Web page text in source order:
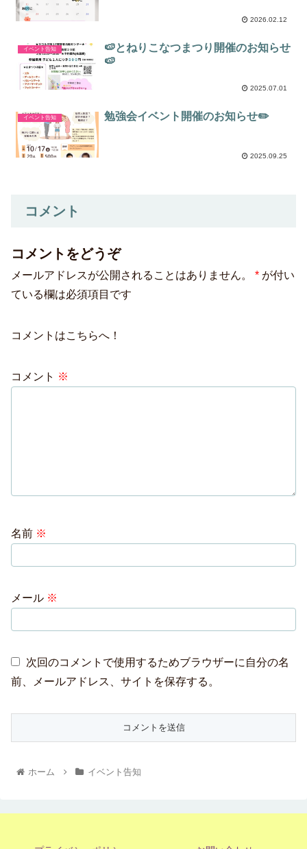
2026.02.12
イベント告知
🍉とねりこなつまつり開催のお知らせ
🍉
2025.07.01
イベント告知 勉強会イベント開催のお知らせ✏️
2025.09.25
コメント
コメントをどうぞ
メールアドレスが公開されることはありません。 * が付い
ている欄は必須項目です
コメントはこちらへ！
コメント ※
名前 ※
メール ※
次回のコメントで使用するためブラウザーに自分の名
前、メールアドレス、サイトを保存する。
ホーム イベント告知